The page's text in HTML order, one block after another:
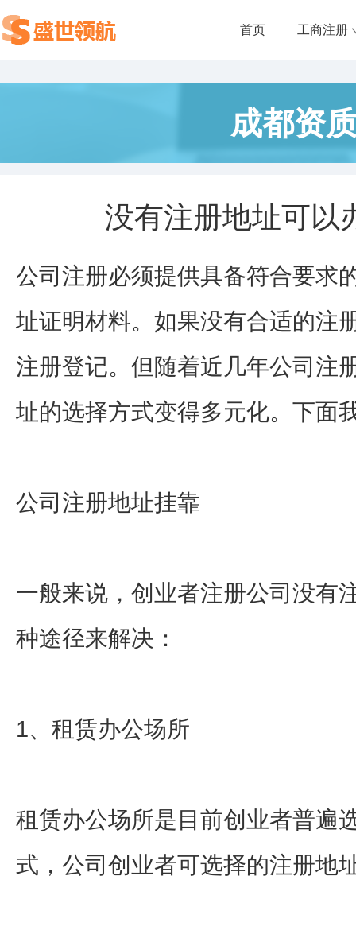
首页 工商注册
成都资
没有注册地址可以
公司注册必须提供具备符合要求
址证明材料。如果没有合适的注
注册登记。但随着近几年公司注
址的选择方式变得多元化。下面
公司注册地址挂靠
一般来说，创业者注册公司没有
种途径来解决：
1、租赁办公场所
租赁办公场所是目前创业者普遍
式，公司创业者可选择的注册地